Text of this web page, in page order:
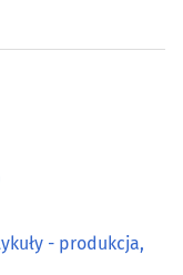
- produkcja,